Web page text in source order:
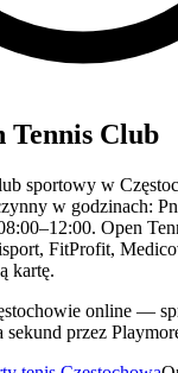
Tennis Club
sportowy w
w godzinach:
Open
FitProfit,
kartę.
online —
przez